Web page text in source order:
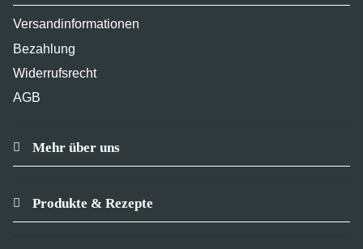
Versandinformationen
Bezahlung
Widerrufsrecht
AGB
Mehr über uns
Produkte & Rezepte